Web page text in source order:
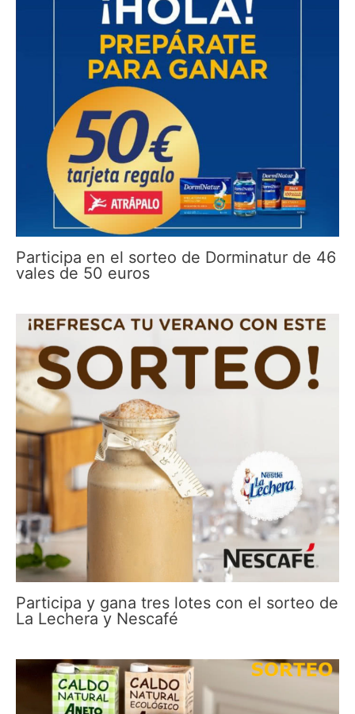
Participa en el sorteo de Dorminatur de 46
vales de 50 euros
Participa y gana tres lotes con el sorteo de
La Lechera y Nescafé